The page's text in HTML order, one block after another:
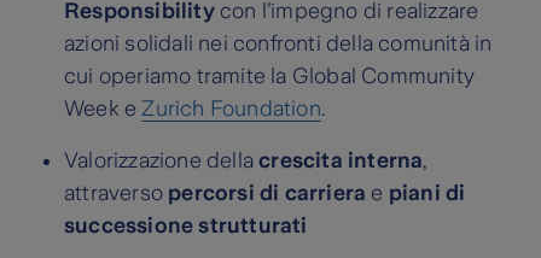
Responsibilitycon l’impegno di realizzare
azioni solidali nei confronti della comunità in
cui operiamo tramite la Global Community
Week eZurich Foundation.
Valorizzazione dellacrescita interna,
attraverso percorsi di carriera e piani di
successione strutturati